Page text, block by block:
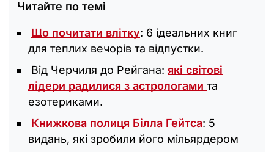
Читайте по темі
Що почитати влітку: 6 ідеальних книг
для теплих вечорів та відпустки.
Від Черчиля до Рейгана: які світові
лідери радилися з астрологами та
езотериками.
Книжкова полиця Білла Гейтса: 5
видань, які зробили його мільярдером